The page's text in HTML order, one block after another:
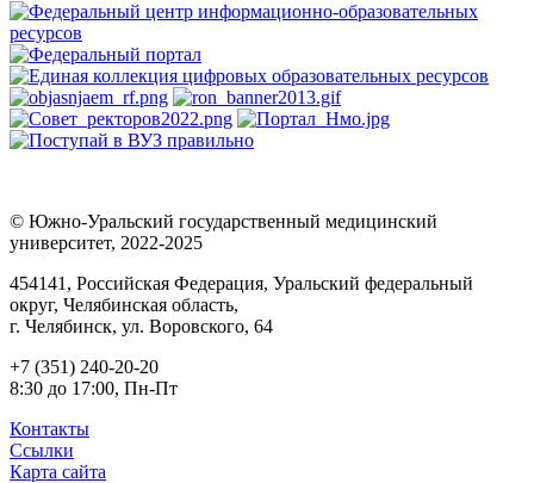
© Южно-Уральский государственный медицинский
университет, 2022-2025
454141, Российская Федерация, Уральский федеральный
округ, Челябинская область,
г. Челябинск, ул. Воровского, 64
+7 (351) 240-20-20
8:30 до 17:00, Пн-Пт
Контакты
Ссылки
Карта сайта